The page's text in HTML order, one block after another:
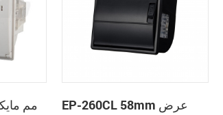
EP-260CL 58mm عرض